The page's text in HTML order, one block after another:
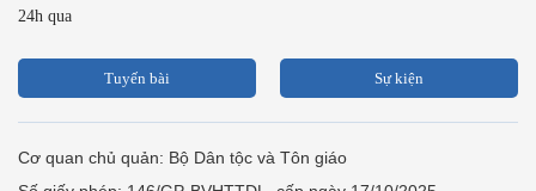
24h qua
Tuyến bài Sự kiện
Cơ quan chủ quản: Bộ Dân tộc và Tôn giáo